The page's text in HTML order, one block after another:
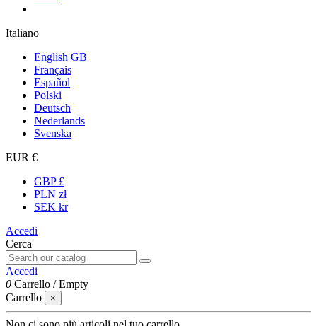
Italiano
English GB
Français
Español
Polski
Deutsch
Nederlands
Svenska
EUR €
GBP £
PLN zł
SEK kr
Accedi
Cerca
Accedi
0 Carrello /Empty
Carrello
×